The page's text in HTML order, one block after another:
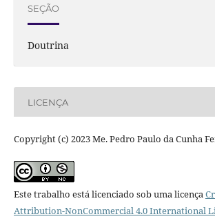
SEÇÃO
Doutrina
LICENÇA
Copyright (c) 2023 Me. Pedro Paulo da Cunha
Este trabalho está licenciado sob uma licença
Attribution-NonCommercial 4.0 International